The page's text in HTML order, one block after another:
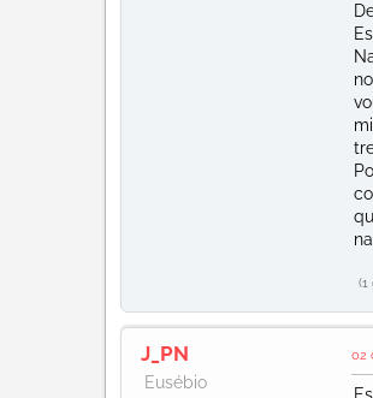
(1
J_PN
Eusébio
02